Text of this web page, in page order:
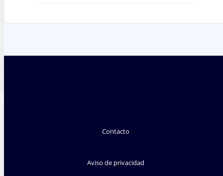
Contacto
Aviso de privacidad